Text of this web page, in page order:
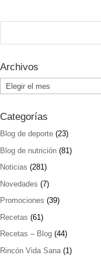
Archivos
Archivos
Categorías
Blog de deporte (23)
Blog de nutrición (81)
Noticias (281)
Novedades (7)
Promociones (39)
Recetas (61)
Recetas – Blog (44)
Rincón Vida Sana (1)